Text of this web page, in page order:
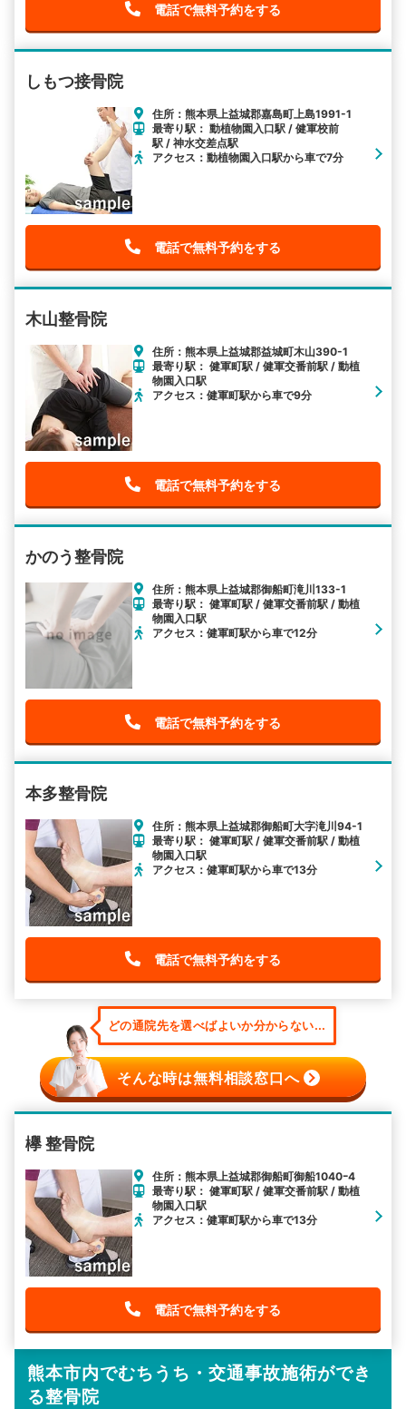
電話で無料予約をする
しもつ接骨院
住所：熊本県上益城郡嘉島町上島1991-1
最寄り駅： 動植物園入口駅 / 健軍校前
駅 / 神水交差点駅
アクセス：動植物園入口駅から車で7分
電話で無料予約をする
木山整骨院
住所：熊本県上益城郡益城町木山390-1
最寄り駅： 健軍町駅 / 健軍交番前駅 / 動植
物園入口駅
アクセス：健軍町駅から車で9分
電話で無料予約をする
かのう整骨院
住所：熊本県上益城郡御船町滝川133-1
最寄り駅： 健軍町駅 / 健軍交番前駅 / 動植
物園入口駅
アクセス：健軍町駅から車で12分
電話で無料予約をする
本多整骨院
住所：熊本県上益城郡御船町大字滝川94-1
最寄り駅： 健軍町駅 / 健軍交番前駅 / 動植
物園入口駅
アクセス：健軍町駅から車で13分
電話で無料予約をする
どの通院先を選べばよいか分からない...
そんな時は無料相談窓口へ
欅 整骨院
住所：熊本県上益城郡御船町御船1040ｰ4
最寄り駅： 健軍町駅 / 健軍交番前駅 / 動植
物園入口駅
アクセス：健軍町駅から車で13分
電話で無料予約をする
熊本市内でむちうち・交通事故施術ができ
る整骨院